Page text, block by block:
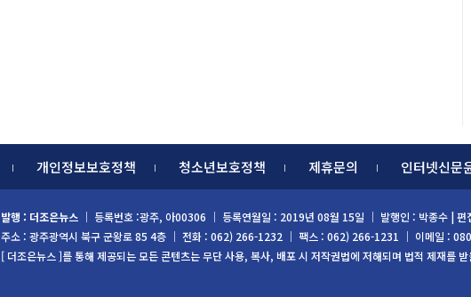
개인정보보호정책 청소년보호정책 제휴문의 인터넷신문
발행 : 더조은뉴스 ｜ 등록번호 :광주, 아00306 ｜ 등록연월일 : 2019년 08월 15일 ｜ 발행인 : 박종수 | 편
주소 : 광주광역시 북구 군왕로 85 4층 ｜ 전화 : 062) 266-1232 ｜ 팩스 : 062) 266-1231 ｜ 이메일 :
[ 더조은뉴스 ]를 통해 제공되는 모든 콘텐츠는 무단 사용, 복사, 배포 시 저작권법에 저해되며 법적 제재를